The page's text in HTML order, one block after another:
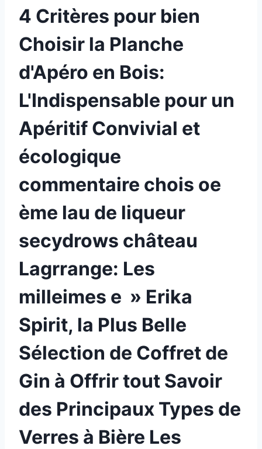
4 Critères pour bien
Choisir la Planche
d'Apéro en Bois:
L'Indispensable pour un
Apéritif Convivial et
écologique
commentaire chois oe
ème lau de liqueur
secydrows château
Lagrrange: Les
milleimes e » Erika
Spirit, la Plus Belle
Sélection de Coffret de
Gin à Offrir tout Savoir
des Principaux Types de
Verres à Bière Les